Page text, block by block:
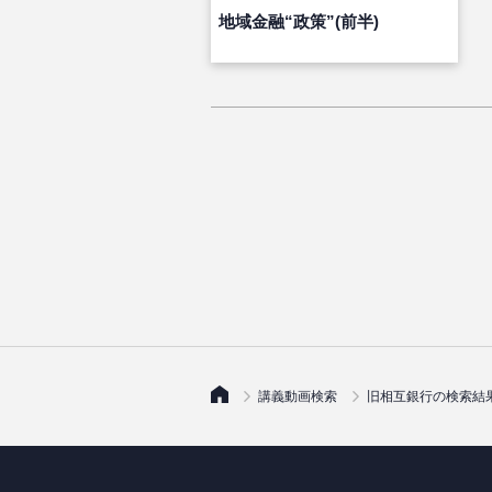
地域金融“政策”(前半)
講義動画検索 旧相互銀行の検索結